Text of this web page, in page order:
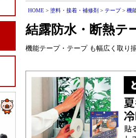
HOME > 塗料・接着・補修剤 > テープ> 機
結露防水・断熱テ
機能テープ・テープ も幅広く取り